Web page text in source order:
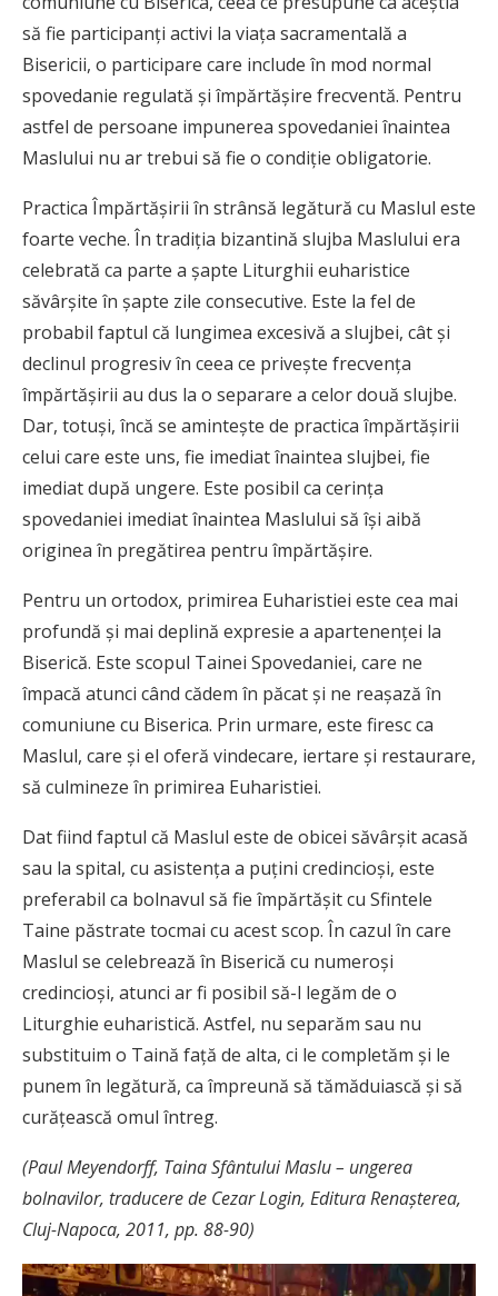
să fie participanți activi la viața sacramentală a
Bisericii, o participare care include în mod normal
spovedanie regulată și împărtășire frecventă. Pentru
astfel de persoane impunerea spovedaniei înaintea
Maslului nu ar trebui să fie o condiție obligatorie.
Practica Împărtășirii în strânsă legătură cu Maslul este
foarte veche. În tradiția bizantină slujba Maslului era
celebrată ca parte a șapte Liturghii euharistice
săvârșite în șapte zile consecutive. Este la fel de
probabil faptul că lungimea excesivă a slujbei, cât și
declinul progresiv în ceea ce privește frecvența
împărtășirii au dus la o separare a celor două slujbe.
Dar, totuși, încă se amintește de practica împărtășirii
celui care este uns, fie imediat înaintea slujbei, fie
imediat după ungere. Este posibil ca cerința
spovedaniei imediat înaintea Maslului să își aibă
originea în pregătirea pentru împărtășire.
Pentru un ortodox, primirea Euharistiei este cea mai
profundă și mai deplină expresie a apartenenței la
Biserică. Este scopul Tainei Spovedaniei, care ne
împacă atunci când cădem în păcat și ne reașază în
comuniune cu Biserica. Prin urmare, este firesc ca
Maslul, care și el oferă vindecare, iertare și restaurare,
să culmineze în primirea Euharistiei.
Dat fiind faptul că Maslul este de obicei săvârșit acasă
sau la spital, cu asistența a puțini credincioși, este
preferabil ca bolnavul să fie împărtășit cu Sfintele
Taine păstrate tocmai cu acest scop. În cazul în care
Maslul se celebrează în Biserică cu numeroși
credincioși, atunci ar fi posibil să-l legăm de o
Liturghie euharistică. Astfel, nu separăm sau nu
substituim o Taină față de alta, ci le completăm și le
punem în legătură, ca împreună să tămăduiască și să
curățească omul întreg.
(Paul Meyendorff, Taina Sfântului Maslu – ungerea
bolnavilor, traducere de Cezar Login, Editura Renașterea,
Cluj-Napoca, 2011, pp. 88-90)
Player